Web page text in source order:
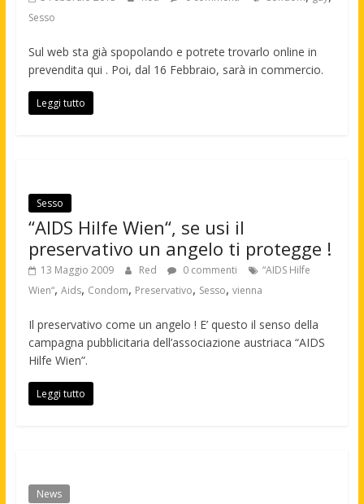
Sesso
Sul web sta già spopolando e potrete trovarlo online in
prevendita qui . Poi, dal 16 Febbraio, sarà in commercio.
Leggi tutto
Sesso
“AIDS Hilfe Wien“, se usi il
preservativo un angelo ti protegge !
13 Maggio 2009 Red 0 commenti
“AIDS Hilfe
Wien“, Aids, Condom, Preservativo, Sesso, vienna
Il preservativo come un angelo ! E’ questo il senso della
campagna pubblicitaria dell’associazione austriaca “AIDS
Hilfe Wien”.
Leggi tutto
News